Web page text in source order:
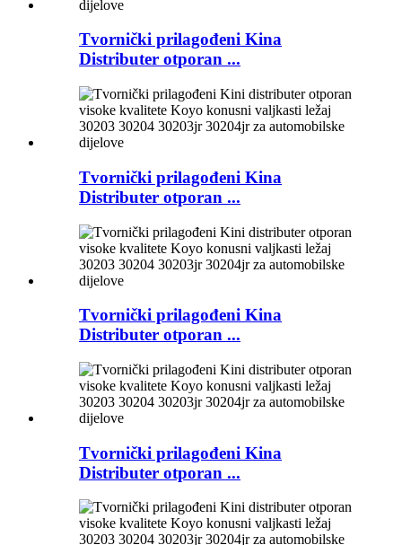
Tvornički prilagođeni Kina
Distributer otporan ...
Tvornički prilagođeni Kina
Distributer otporan ...
Tvornički prilagođeni Kina
Distributer otporan ...
Tvornički prilagođeni Kina
Distributer otporan ...